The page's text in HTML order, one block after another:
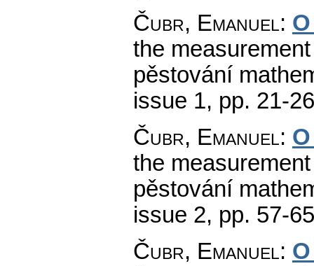
Čubr, Emanuel:
the
pěstování
issue 1, pp. 21-26
Čubr, Emanuel:
the
pěstování
issue 2, pp. 57-65
Čubr, Emanuel: